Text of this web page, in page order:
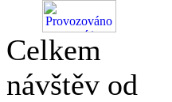
Celkem
návštěv od